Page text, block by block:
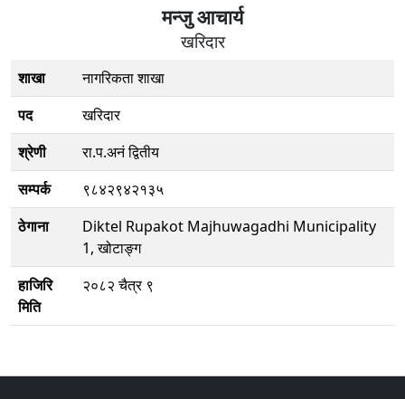
मन्जु आचार्य
खरिदार
शाखा
नागरिकता शाखा
पद
खरिदार
श्रेणी
रा.प.अनं द्वितीय
सम्पर्क
९८४२९४२१३५
ठेगाना
Diktel Rupakot Majhuwagadhi Municipality
1, खोटाङ्ग
हाजिरि
मिति
२०८२ चैत्र ९